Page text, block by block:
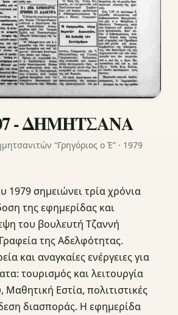
- ΔΗΜΗΤΣΑΝΑ
“Γρηγόριος ο Έ” · 1979
1979 σημειώνει τρία χρόνια
της εφημερίδας και
του βουλευτή Τζαννή
της Αδελφότητας.
και αναγκαίες ενέργειες για
τουρισμός και λειτουργία
Μαθητική Εστία, πολιτιστικές
διασποράς. Η εφημερίδα